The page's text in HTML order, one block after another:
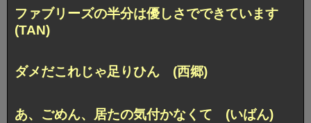
ファブリーズの半分は優しさでできています
(TAN)
ダメだこれじゃ足りひん (西郷)
あ、ごめん、居たの気付かなくて (いばん)